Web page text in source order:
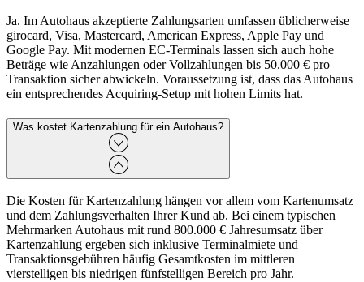
Ja. Im Autohaus akzeptierte Zahlungsarten umfassen üblicherweise
girocard, Visa, Mastercard, American Express, Apple Pay und
Google Pay. Mit modernen EC-Terminals lassen sich auch hohe
Beträge wie Anzahlungen oder Vollzahlungen bis 50.000 € pro
Transaktion sicher abwickeln. Voraussetzung ist, dass das Autohaus
ein entsprechendes Acquiring-Setup mit hohen Limits hat.
Was kostet Kartenzahlung für ein Autohaus?
Die Kosten für Kartenzahlung hängen vor allem vom Kartenumsatz
und dem Zahlungsverhalten Ihrer Kund ab. Bei einem typischen
Mehrmarken Autohaus mit rund 800.000 € Jahresumsatz über
Kartenzahlung ergeben sich inklusive Terminalmiete und
Transaktionsgebühren häufig Gesamtkosten im mittleren
vierstelligen bis niedrigen fünfstelligen Bereich pro Jahr.